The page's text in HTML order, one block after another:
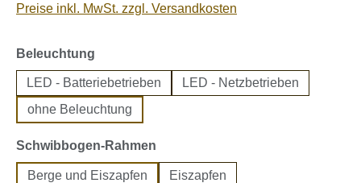
Preise inkl. MwSt. zzgl. Versandkosten
Beleuchtung
LED - Batteriebetrieben
LED - Netzbetrieben
ohne Beleuchtung
Schwibbogen-Rahmen
Berge und Eiszapfen
Eiszapfen